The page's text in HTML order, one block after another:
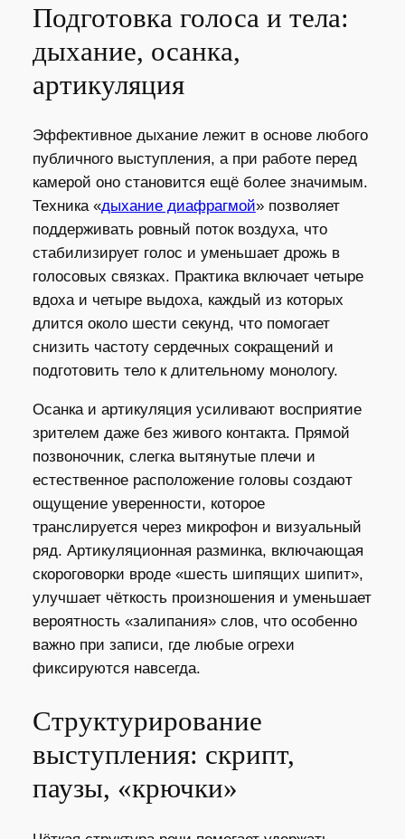
Подготовка голоса и тела:
дыхание, осанка,
артикуляция
Эффективное дыхание лежит в основе любого
публичного выступления, а при работе перед
камерой оно становится ещё более значимым.
Техника «дыхание диафрагмой» позволяет
поддерживать ровный поток воздуха, что
стабилизирует голос и уменьшает дрожь в
голосовых связках. Практика включает четыре
вдоха и четыре выдоха, каждый из которых
длится около шести секунд, что помогает
снизить частоту сердечных сокращений и
подготовить тело к длительному монологу.
Осанка и артикуляция усиливают восприятие
зрителем даже без живого контакта. Прямой
позвоночник, слегка вытянутые плечи и
естественное расположение головы создают
ощущение уверенности, которое
транслируется через микрофон и визуальный
ряд. Артикуляционная разминка, включающая
скороговорки вроде «шесть шипящих шипит»,
улучшает чёткость произношения и уменьшает
вероятность «залипания» слов, что особенно
важно при записи, где любые огрехи
фиксируются навсегда.
Структурирование
выступления: скрипт,
паузы, «крючки»